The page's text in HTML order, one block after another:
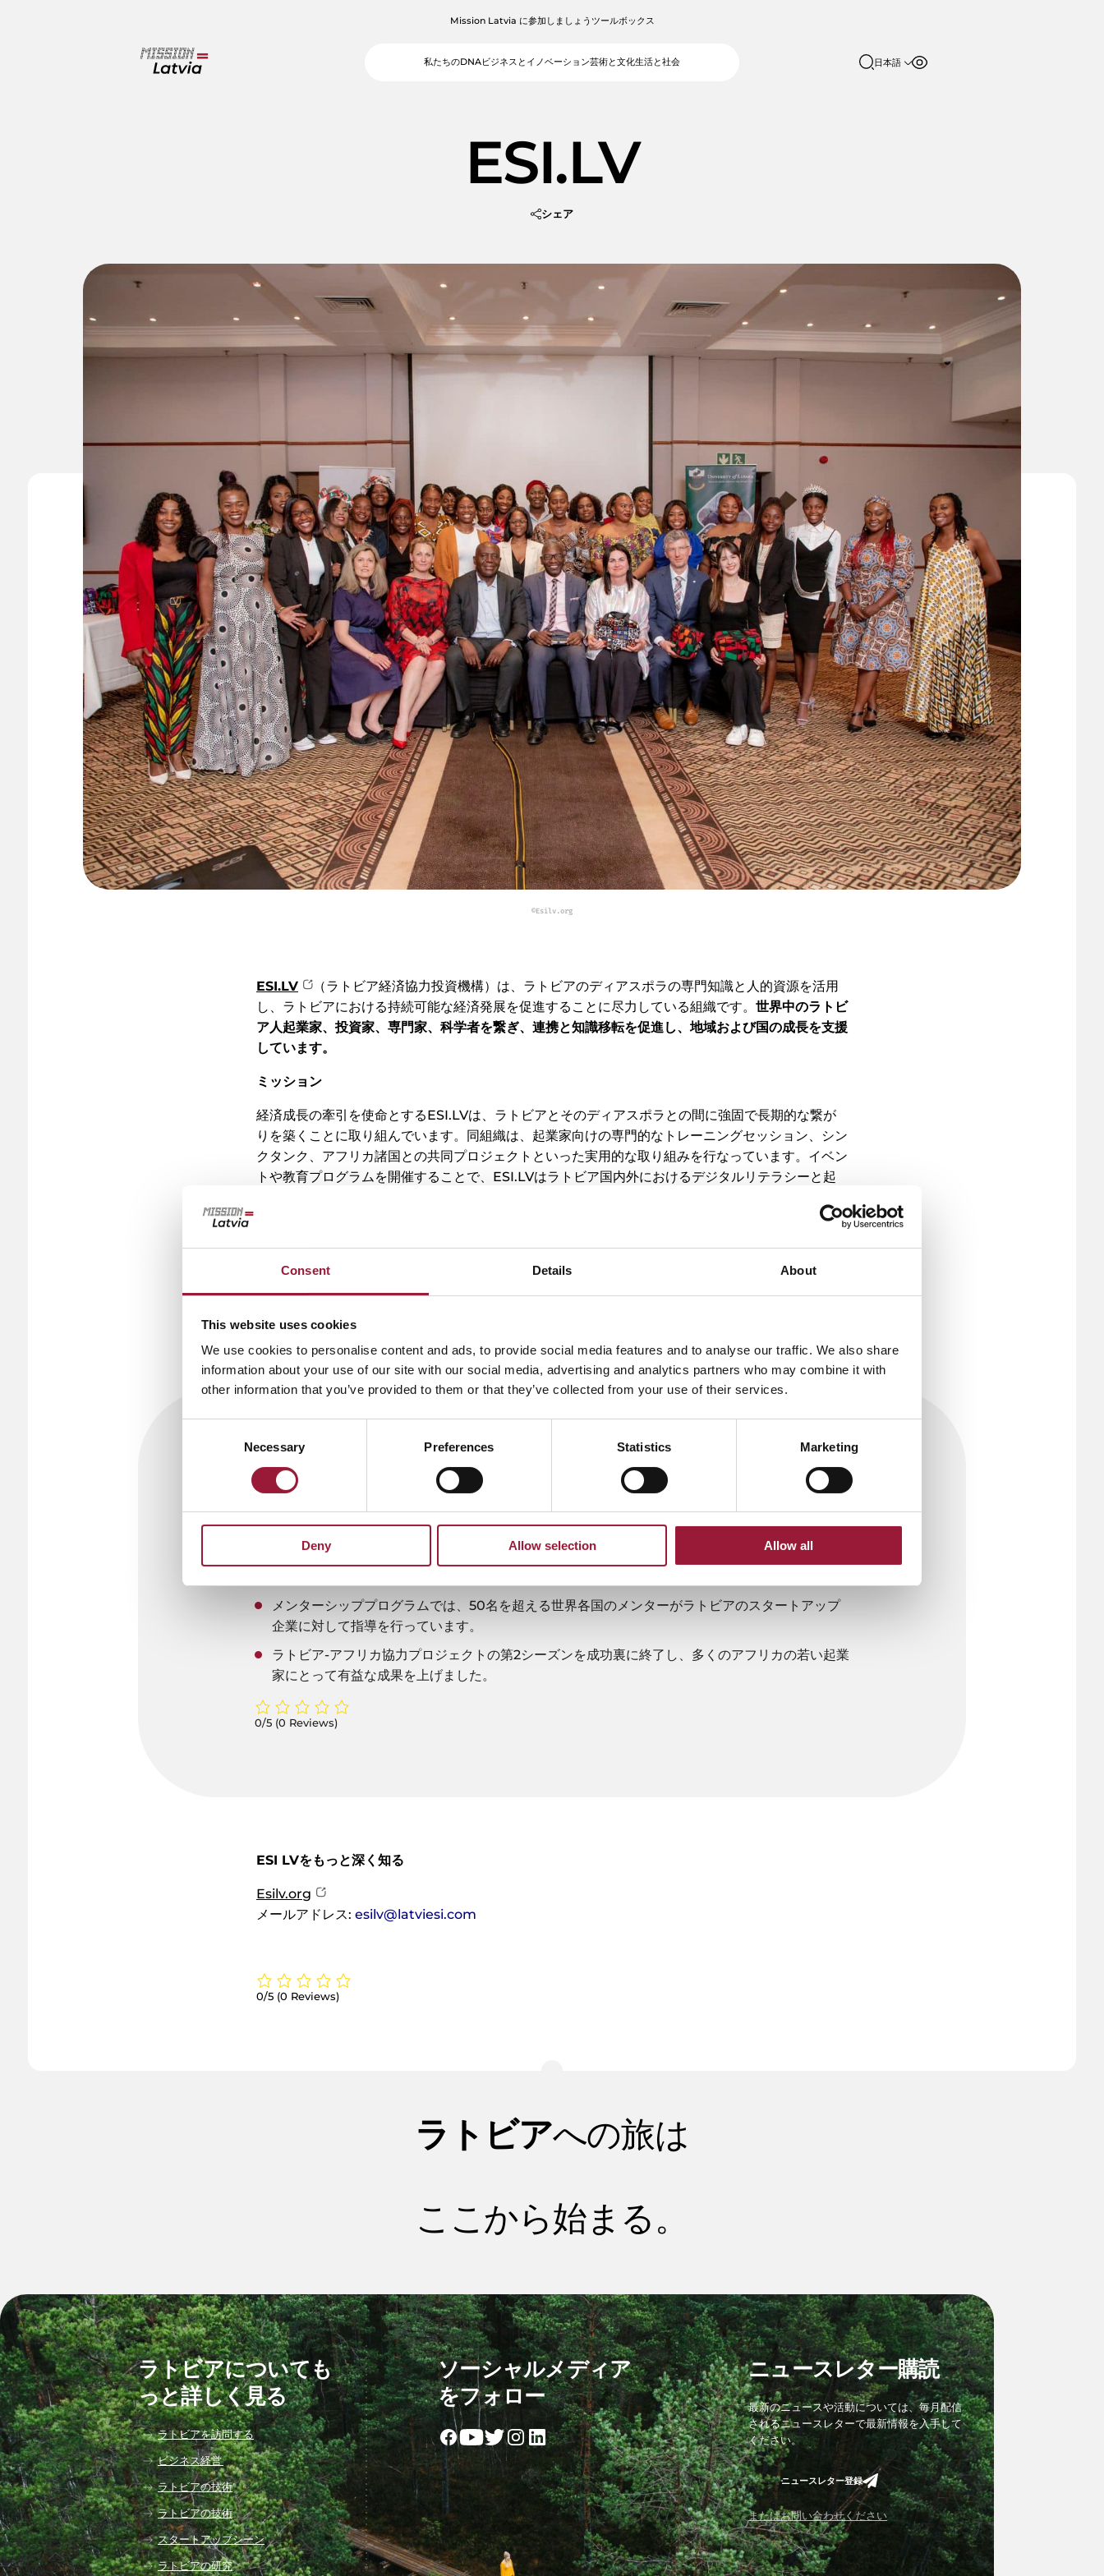
Consent Details About
This website uses cookies
We use cookies to personalise content and ads, to provide social media features and to analyse our traffic. We also share
information about your use of our site with our social media, advertising and analytics partners who may combine it with
other information that you’ve provided to them or that they’ve collected from your use of their services.
Necessary Preferences Statistics Marketing
Deny Allow selection Allow all
Mission Latvia に参加しましょう ツールボックス
私たちのDNAビジネスとイノベーション芸術と文化生活と社会 日本語
ESI.LV
シェア
©Esilv.org
ESI.LV
（ラトビア経済協力投資機構）は、ラトビアのディアスポラの専門知識と人的資源を活用
し、ラトビアにおける持続可能な経済発展を促進することに尽力している組織です。 世界中のラトビ
ア人起業家、投資家、専門家、科学者を繋ぎ、連携と知識移転を促進し、地域および国の成長を支援
しています。
ミッション
経済成長の牽引を使命とするESI.LVは、ラトビアとそのディアスポラとの間に強固で長期的な繋が
りを築くことに取り組んでいます。同組織は、起業家向けの専門的なトレーニングセッション、シン
クタンク、アフリカ諸国との共同プロジェクトといった実用的な取り組みを行なっています。イベン
トや教育プログラムを開催することで、ESI.LVはラトビア国内外におけるデジタルリテラシーと起
建する）」イニシアチブにおいて女性起業家やリーダーを支援し、リソース、メンターシップ、ネッ
役割を担ってきました。
0/5 (0 Reviews)
世界各地でのESI.LVの活動
Afrika Summit（コネクテッド・アフリカ・サミット）」をはじめとする国際サミットで紹介され、世界的な注目を集
めています。​
メンターシッププログラムでは、50名を超える世界各国のメンターがラトビアのスタートアップ
企業に対して指導を行っています。
ラトビア-アフリカ協力プロジェクトの第2シーズンを成功裏に終了し、多くのアフリカの若い起業
家にとって有益な成果を上げました。
0/5 (0 Reviews)
ESI LVをもっと深く知る
Esilv.org
メールアドレス: esilv@latviesi.com
0/5 (0 Reviews)
ラトビアへの旅は
ここから始まる。
ラトビアについても
っと詳しく見る
ラトビアを訪問する
ビジネス経営
ラトビアの技術
ラトビアの技術
スタートアップシーン
ラトビアの研究
ソーシャルメディア
をフォロー
ニュースレター購読
最新のニュースや活動については、毎月配信
されるニュースレターで最新情報を入手して
ください。
ニュースレター登録
またはお問い合わせください